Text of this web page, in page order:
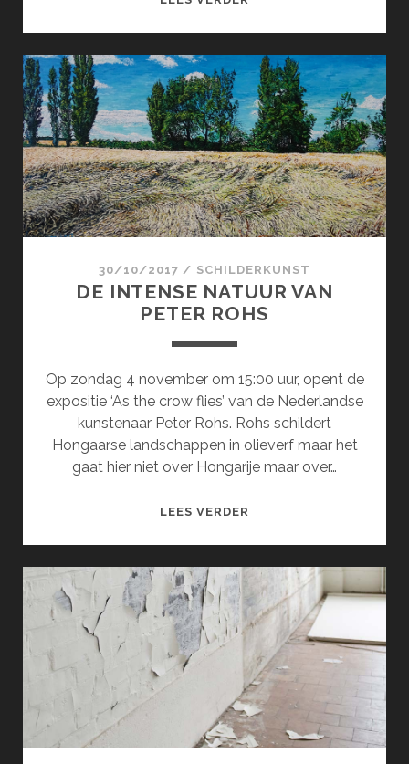
30/10/2017 / SCHILDERKUNST
DE INTENSE NATUUR VAN
PETER ROHS
Op zondag 4 november om 15:00 uur, opent de
expositie ‘As the crow flies’ van de Nederlandse
kunstenaar Peter Rohs. Rohs schildert
Hongaarse landschappen in olieverf maar het
gaat hier niet over Hongarije maar over…
LEES VERDER
VAN
PETER
ROHS